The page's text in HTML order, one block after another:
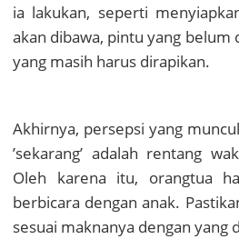
ia lakukan, seperti
akan dibawa, pintu yang belum
yang masih harus dirapikan.
Akhirnya, persepsi yang
’sekarang’ adalah rentang
Oleh karena itu, orangtua
berbicara dengan anak.
sesuai maknanya dengan yang